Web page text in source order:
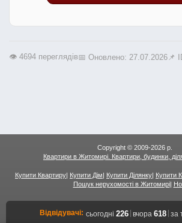
👁️ 4694 переглядів📅 Оновлено: 27.07.2026📌
Copyright © 2009-2026 р.
Квартири в Житомирі. Квартири, будинки,
Купити Квартиру| Купити Дім| Купити Ділянку| Купити
Пошук нерухомості в Житомирі|
Відвідувачі: сьогодні 226 | вчора 618 | за